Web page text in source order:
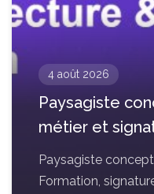
4 août 2026
Paysagiste
métier et
Paysagiste
Formation,